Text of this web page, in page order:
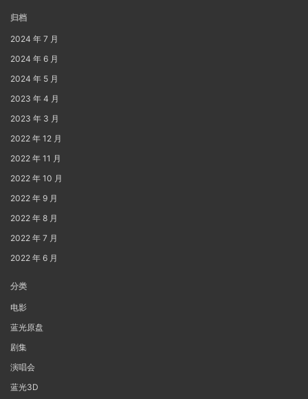
归档
2024 年 7 月
2024 年 6 月
2024 年 5 月
2023 年 4 月
2023 年 3 月
2022 年 12 月
2022 年 11 月
2022 年 10 月
2022 年 9 月
2022 年 8 月
2022 年 7 月
2022 年 6 月
分类
电影
蓝光原盘
剧集
演唱会
蓝光3D